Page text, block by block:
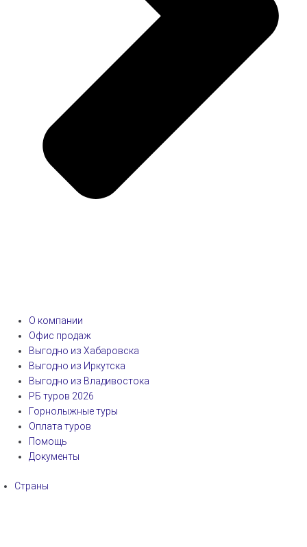
О компании
Офис продаж
Выгодно из Хабаровска
Выгодно из Иркутска
Выгодно из Владивостока
РБ туров 2026
Горнолыжные туры
Оплата туров
Помощь
Документы
Страны